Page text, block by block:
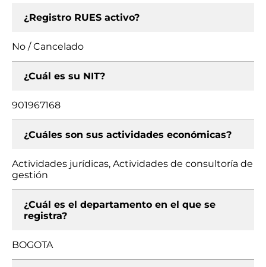
¿Registro RUES activo?
No / Cancelado
¿Cuál es su NIT?
901967168
¿Cuáles son sus actividades económicas?
Actividades jurídicas, Actividades de consultoría de
gestión
¿Cuál es el departamento en el que se
registra?
BOGOTA